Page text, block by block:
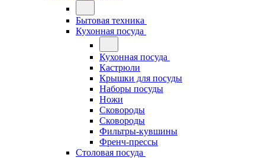
Бытовая техника
Кухонная посуда
Кухонная посуда
Кастрюли
Крышки для посуды
Наборы посуды
Ножи
Сковороды
Сковороды
Фильтры-кувшины
Френч-прессы
Столовая посуда